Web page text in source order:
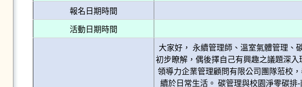
報名日期時間
活動日期時間
大家好， 永續管理師、溫室氣體管理、
初步瞭解，偶後擇自己有興趣之議題深
領導力企業管理顧問有限公司團隊蒞校
續於日常生活。 碳管理與校園淨零碳排